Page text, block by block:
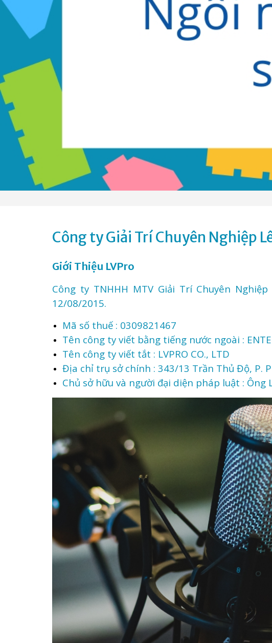
Công ty Giải Trí Chuyên Nghiệp
Giới Thiệu LVPro
Công ty TNHHH MTV Giải Trí Chuyên
12/08/2015.
Mã số thuế : 0309821467
Tên công ty viết bằng tiếng nước ngoài :
Tên công ty viết tắt : LVPRO CO., LTD
Địa chỉ trụ sở chính : 343/13 Trần Thủ Độ, P.
Chủ sở hữu và người đại diện pháp luật : Ông